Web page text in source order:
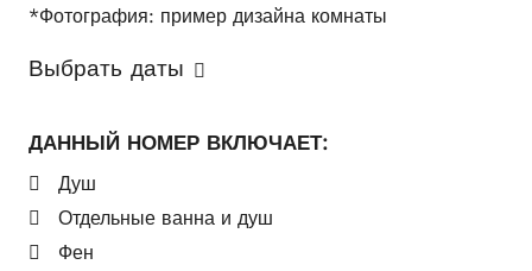
*Фотография: пример дизайна комнаты
Выбрать даты
ДАННЫЙ НОМЕР ВКЛЮЧАЕТ:
Душ
Отдельные ванна и душ
Фен